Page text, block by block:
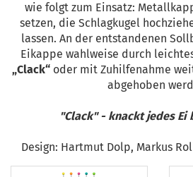
wie folgt zum Einsatz:
setzen, die Schlagkugel
lassen. An der entstandenen
Eikappe wahlweise durch
„Clack“ oder mit Zuhilfenahme
abgehoben
"Clack" - knackt jedes Ei
Design: Hartmut Dolp, Markus